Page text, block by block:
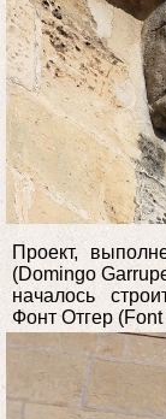
Проект,
(Domingo
началось
Фонт Отгер